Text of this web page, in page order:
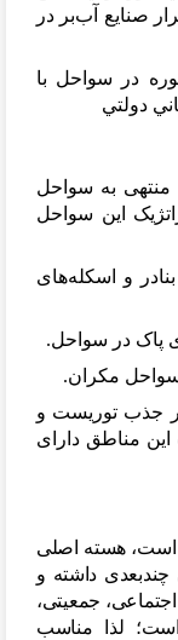
صنايع آببر در
در سواحل با
دولتي
به سواحل
این سواحل
و اسکلههای
پاک در سواحل.
مکران.
جذب توریست و
مناطق دارای
هسته اصلی
داشته و
جمعیتی،
لذا مناسب